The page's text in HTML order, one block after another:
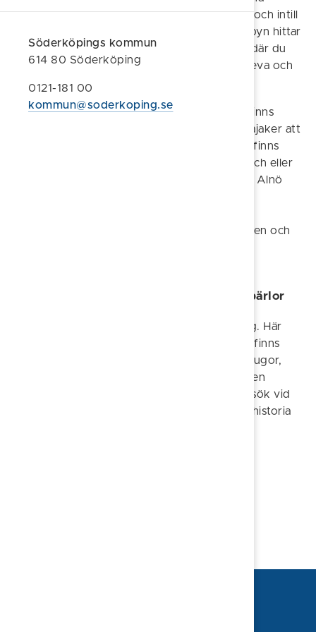
Söderköpings kommun
614 80 Söderköping
0121-181 00
kommun@soderkoping.se
skärgård. Här finns en familjevänlig camping och intill
finns en restaurang i det gamla magasinet. I byn hittar
du en lanthandel och ett skärgårdsmuseum där du
kan upptäcka hur skärgårdsborna brukade leva och
fiska.
Upptäck även Sankt Anna ute till havs. Här finns
ribbåtar, båtsafari, turbåtar, roddbåtar och kajaker att
välja mellan. Ta en båttur till Aspöja, där det finns
stugor till uthyrning, möjlighet till en god lunch eller
följ naturstigen ut till bergsformationerna på Alnö
På vägen mot Södra Finnö passerar du Sanden och
Örnviken - glamping, bad och sommarpärlor
På Södra Finnö finner du Örnvikens camping. Här
kan du uppleva skärgården på nära håll. Det finns
glampingtält, flytande hotellrum på flottar, stugor,
ställplatser, foodtruck och gästhamn längs den
kilometerlånga strandlinjen. Gör även ett besök vid
deras gårdsmuseum som skildrar Örnvikens historia